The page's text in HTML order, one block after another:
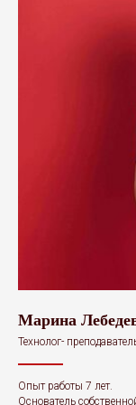
Отзыв о курсе
Марина
Технолог-
Опыт работы 7 лет.
Основатель